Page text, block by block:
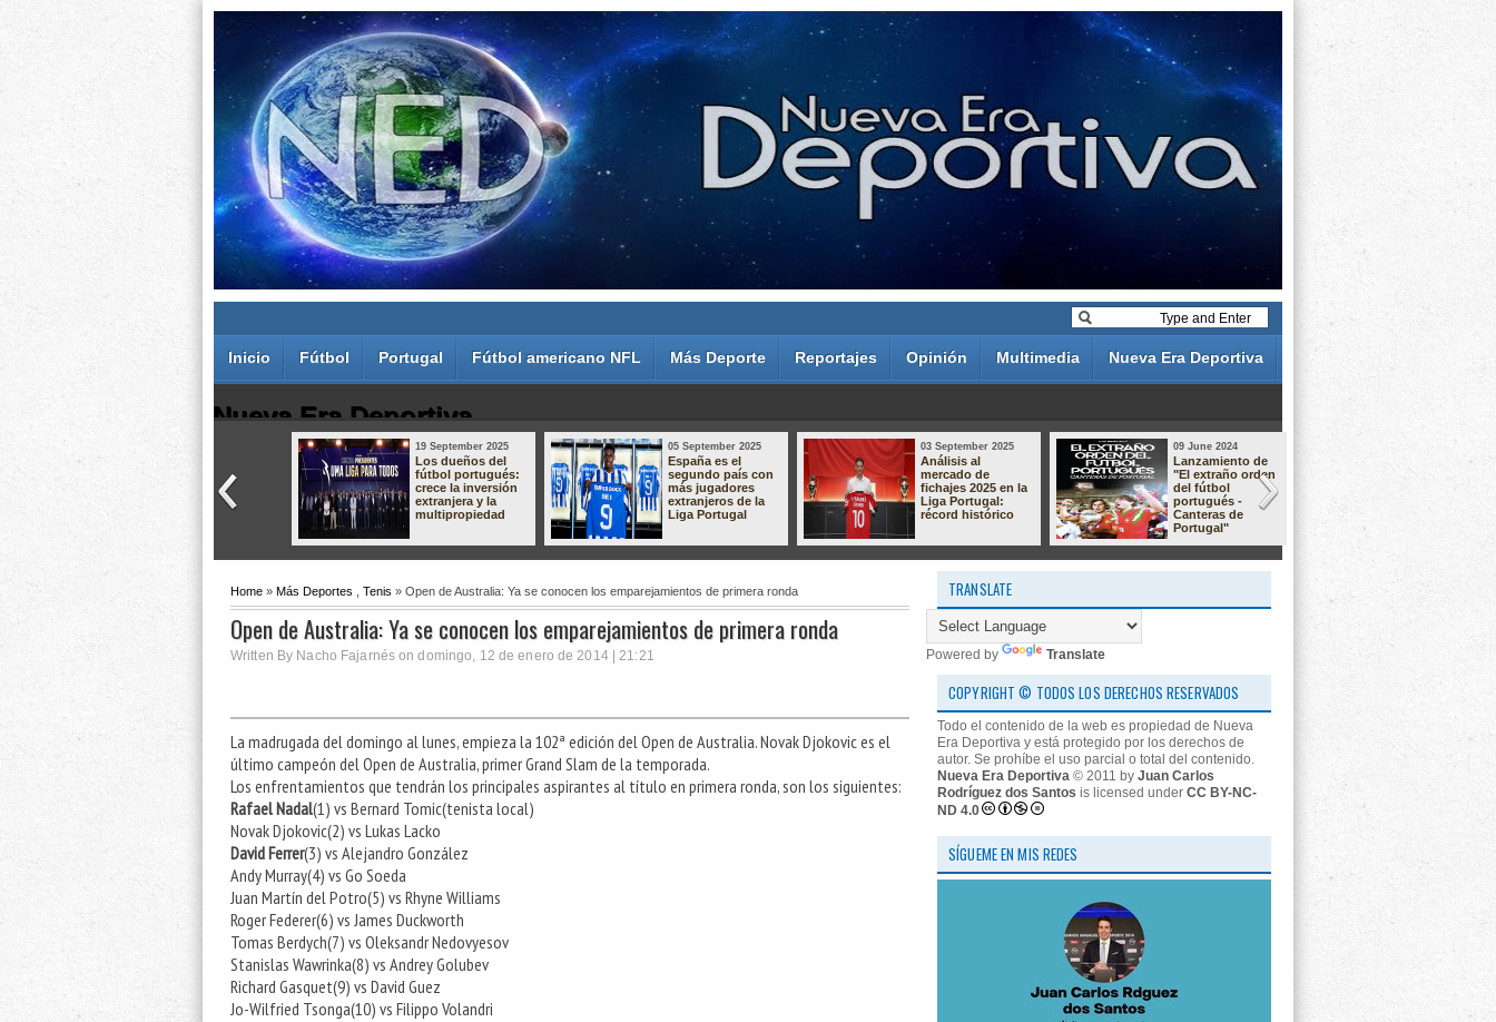
Inicio Fútbol Portugal Fútbol americano NFL Más Deporte Reportajes Opinión Multimedia Nueva Era Deportiva
Nueva Era Deportiva
Juan Carlos Rodríguez dos Santos
19 September 2025
Los dueños del
fútbol portugués:
crece la inversión
extranjera y la
multipropiedad
05 September 2025
España es el
segundo país con
más jugadores
extranjeros de la
Liga Portugal
03 September 2025
Análisis al
mercado de
fichajes 2025 en la
Liga Portugal:
récord histórico
09 June 2024
Lanzamiento de
"El extraño orden
del fútbol
portugués -
Canteras de
Portugal"
19 May 2024
Análisis de
Liga
23/24:
Home » Más Deportes Tenis » Open de Australia: Ya se conocen los emparejamientos de primera ronda
Open de Australia: Ya se conocen los emparejamientos de primera ronda
Written By Nacho Fajarnés on domingo, 12 de enero de 2014 | 21:21
La madrugada del domingo al lunes, empieza la 102ª edición del Open de Australia. Novak Djokovic es el
último campeón del Open de Australia, primer Grand Slam de la temporada.
Los enfrentamientos que tendrán los principales aspirantes al título en primera ronda, son los siguientes:
Rafael Nadal(1) vs Bernard Tomic(tenista local)
Novak Djokovic(2) vs Lukas Lacko
David Ferrer(3) vs Alejandro González
Andy Murray(4) vs Go Soeda
Juan Martín del Potro(5) vs Rhyne Williams
Roger Federer(6) vs James Duckworth
Tomas Berdych(7) vs Oleksandr Nedovyesov
Stanislas Wawrinka(8) vs Andrey Golubev
Richard Gasquet(9) vs David Guez
Jo-Wilfried Tsonga(10) vs Filippo Volandri
TRANSLATE
Powered by Translate
COPYRIGHT © TODOS LOS DERECHOS RESERVADOS
Todo el contenido de la web es propiedad de Nueva
Era Deportiva y está protegido por los derechos de
autor. Se prohíbe el uso parcial o total del contenido.
Nueva Era Deportiva © 2011 by Juan Carlos
Rodríguez dos Santos is licensed under CC BY-NC-
ND 4.0
SÍGUEME EN MIS REDES